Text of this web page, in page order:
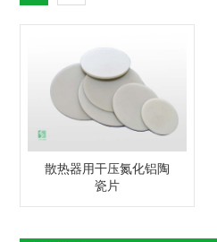
散热器用干压氮化铝陶
瓷片